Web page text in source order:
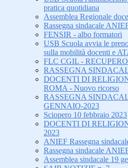
pratica quotidiana
Assemblea Regionale
Rassegna sindacale
FENSIR - albo formatori
USB Scuola avvia le
sulla mobilità docenti e
FLC CGIL -
RASSEGNA
DOCENTI DI
ROMA - Nuovo ricorso
RASSEGNA
GENNAIO-2023
Sciopero 10 febbraio 2023
DOCENTI DI
2023
ANIEF Rassegna
Rassegna sindacale
Assemblea sindacale 19